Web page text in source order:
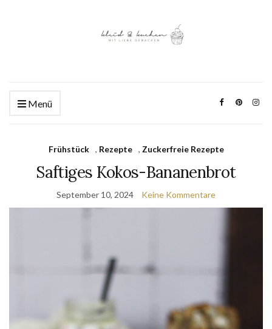
Menü
Frühstück , Rezepte , Zuckerfreie Rezepte
Saftiges Kokos-Bananenbrot
September 10, 2024 Keine Kommentare